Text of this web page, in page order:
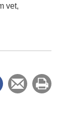
vet,
e
Tipsa
en
ut